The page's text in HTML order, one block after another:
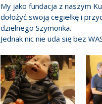
My jako fundacja z naszym
dołożyć swoją cegiełkę i
dzielnego Szymonka.
Jednak nic nie uda się bez